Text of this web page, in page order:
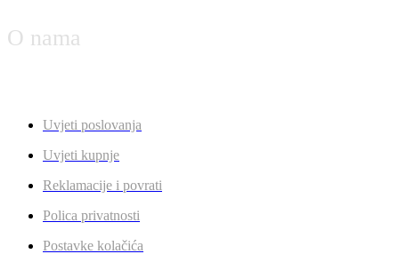
O nama
Uvjeti poslovanja
Uvjeti kupnje
Reklamacije i povrati
Polica privatnosti
Postavke kolačića